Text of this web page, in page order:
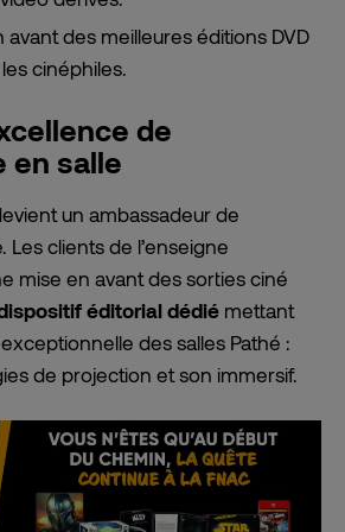
avant des meilleures éditions DVD
cinéphiles.
de
en salle
un ambassadeur de
Les clients de l’enseigne
mise en avant des sorties ciné
éditorial dédié mettant
des salles Pathé :
de projection et son immersif.